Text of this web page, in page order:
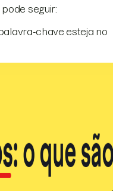
seguir:
chave esteja no